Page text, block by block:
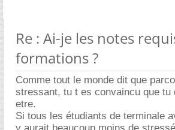
Re : Ai-je les notes
formations ?
Comme tout le monde dit que
stressant, tu t es convaincu que tu
etre.
Si tous les étudiants de terminale